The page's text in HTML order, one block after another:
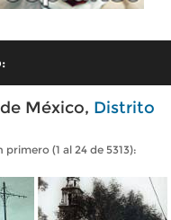
México, Distrito
(1 al 24 de 5313):